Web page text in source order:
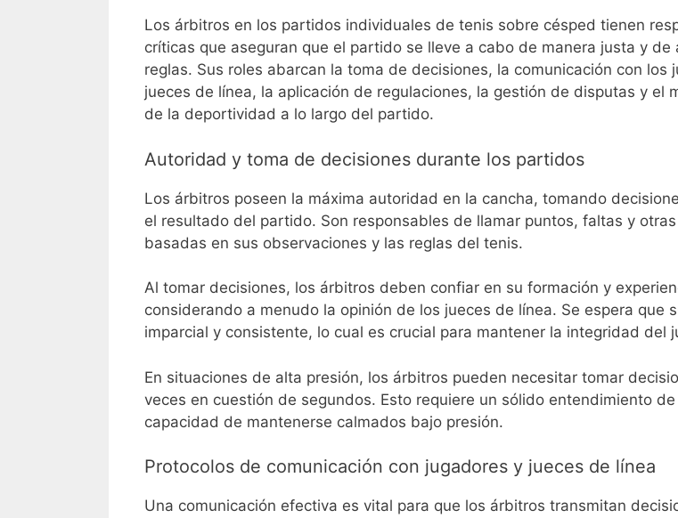
Los árbitros en los partidos individuales de tenis sobre césped tienen
críticas que aseguran que el partido se lleve a cabo de manera justa y de
reglas. Sus roles abarcan la toma de decisiones, la comunicación con los
jueces de línea, la aplicación de regulaciones, la gestión de disputas y el
de la deportividad a lo largo del partido.
Autoridad y toma de decisiones durante los partidos
Los árbitros poseen la máxima autoridad en la cancha, tomando
el resultado del partido. Son responsables de llamar puntos, faltas y
basadas en sus observaciones y las reglas del tenis.
Al tomar decisiones, los árbitros deben confiar en su formación y
considerando a menudo la opinión de los jueces de línea. Se espera que
imparcial y consistente, lo cual es crucial para mantener la integridad del
En situaciones de alta presión, los árbitros pueden necesitar tomar
veces en cuestión de segundos. Esto requiere un sólido entendimiento
capacidad de mantenerse calmados bajo presión.
Protocolos de comunicación con jugadores y jueces de línea
Una comunicación efectiva es vital para que los árbitros transmitan